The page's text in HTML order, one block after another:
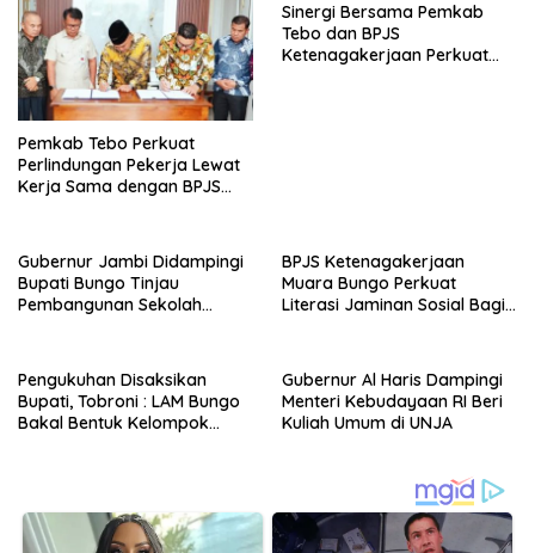
Pemkab Tebo Perkuat
Perlindungan Pekerja Lewat
Kerja Sama dengan BPJS
Sinergi Bersama Pemkab
Tebo dan BPJS
Ketenagakerjaan Perkuat
Gubernur Jambi Didampingi
Bupati Bungo Tinjau
Pembangunan Sekolah
BPJS Ketenagakerjaan
Muara Bungo Perkuat
Literasi Jaminan Sosial Bagi
Pengukuhan Disaksikan
Bupati, Tobroni : LAM Bungo
Bakal Bentuk Kelompok
Gubernur Al Haris Dampingi
Menteri Kebudayaan RI Beri
Kuliah Umum di UNJA